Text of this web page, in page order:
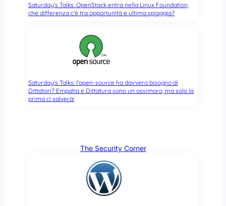
Saturday’s Talks: OpenStack entra nella Linux Foundation,
che differenza c’è tra opportunità e ultima spiaggia?
Saturday’s Talks: l’open-source ha davvero bisogno di
Dittatori? Empatia e Dittatura sono un ossimoro, ma solo la
prima ci salverà!
The Security Corner